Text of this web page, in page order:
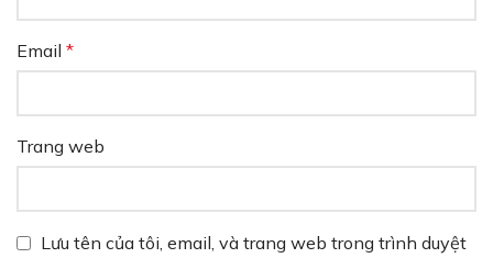
Email *
Trang web
Lưu tên của tôi, email, và trang web trong trình duyệt